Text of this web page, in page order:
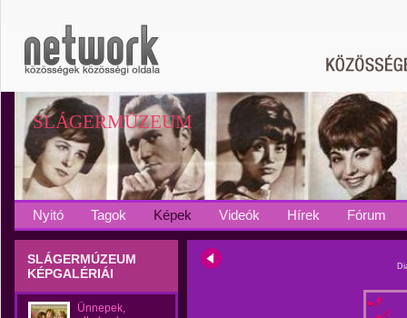
SLÁGERMÚZEUM
Nyitó Tagok Képek Videók Hírek Fórum
SLÁGERMÚZEUM
KÉPGALÉRIÁI
Ünnepek,